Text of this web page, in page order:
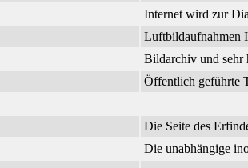
Internet wird zur
Luftbildaufnahmen
Bildarchiv und sehr
Öffentlich geführte
Die Seite des
Die unabhängige